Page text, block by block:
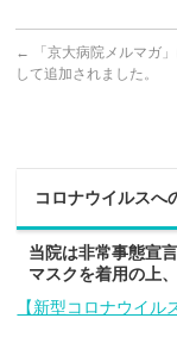
←
「京大病院メルマガ
して追加されました。
コロナウイルスへ
当院は非常事態宣
マスクを着用の上
【新型コロナウイル